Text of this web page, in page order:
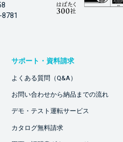
サポート・資料請求
よくある質問（Q&A）
お問い合わせから納品までの流れ
デモ・テスト運転サービス
カタログ無料請求